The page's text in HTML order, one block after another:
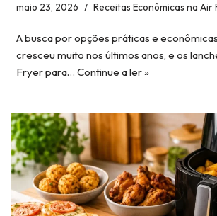
maio 23, 2026 Receitas Econômicas na Air
A busca por opções práticas e
cresceu muito nos últimos anos, e os
Fryer para… Continue a ler »